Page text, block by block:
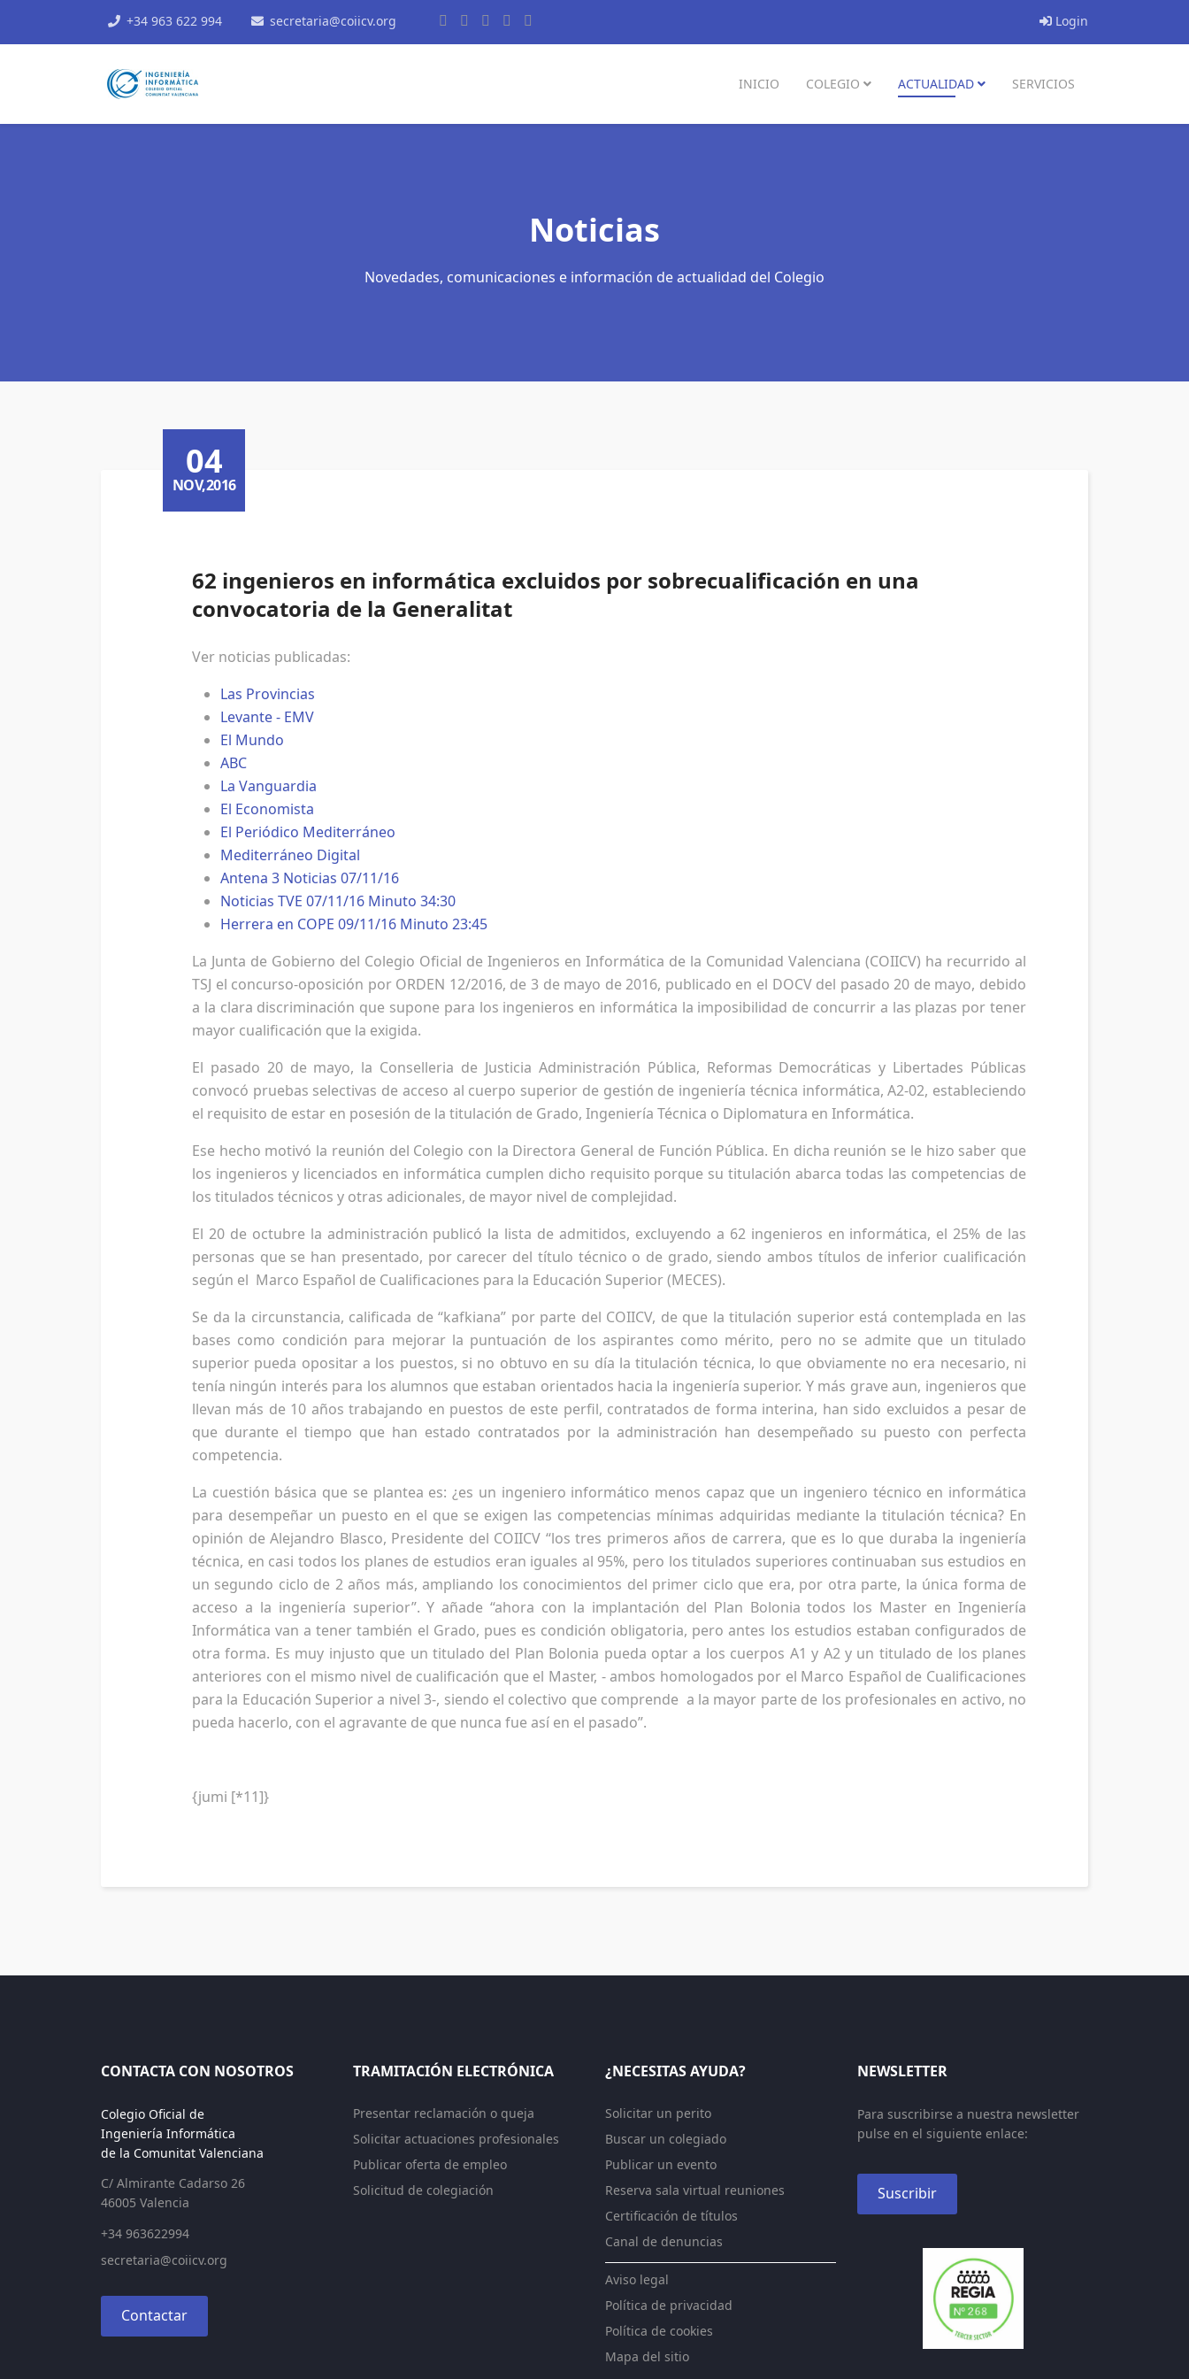
+34 963 622 994 secretaria@coiicv.org Login
INICIO COLEGIO ACTUALIDAD SERVICIOS
Noticias
Novedades, comunicaciones e información de actualidad del Colegio
04
NOV,2016
62 ingenieros en informática excluidos por sobrecualificación en una
convocatoria de la Generalitat
Ver noticias publicadas:
Las Provincias
Levante - EMV
El Mundo
ABC
La Vanguardia
El Economista
El Periódico Mediterráneo
Mediterráneo Digital
Antena 3 Noticias 07/11/16
Noticias TVE 07/11/16 Minuto 34:30
Herrera en COPE 09/11/16 Minuto 23:45
La Junta de Gobierno del Colegio Oficial de Ingenieros en Informática de la Comunidad Valenciana (COIICV) ha recurrido al
TSJ el concurso-oposición por ORDEN 12/2016, de 3 de mayo de 2016, publicado en el DOCV del pasado 20 de mayo, debido
a la clara discriminación que supone para los ingenieros en informática la imposibilidad de concurrir a las plazas por tener
mayor cualificación que la exigida.
El pasado 20 de mayo, la Conselleria de Justicia Administración Pública, Reformas Democráticas y Libertades Públicas
convocó pruebas selectivas de acceso al cuerpo superior de gestión de ingeniería técnica informática, A2-02, estableciendo
el requisito de estar en posesión de la titulación de Grado, Ingeniería Técnica o Diplomatura en Informática.
Ese hecho motivó la reunión del Colegio con la Directora General de Función Pública. En dicha reunión se le hizo saber que
los ingenieros y licenciados en informática cumplen dicho requisito porque su titulación abarca todas las competencias de
los titulados técnicos y otras adicionales, de mayor nivel de complejidad.
El 20 de octubre la administración publicó la lista de admitidos, excluyendo a 62 ingenieros en informática, el 25% de las
personas que se han presentado, por carecer del título técnico o de grado, siendo ambos títulos de inferior cualificación
según el Marco Español de Cualificaciones para la Educación Superior (MECES).
Se da la circunstancia, calificada de “kafkiana” por parte del COIICV, de que la titulación superior está contemplada en las
bases como condición para mejorar la puntuación de los aspirantes como mérito, pero no se admite que un titulado
superior pueda opositar a los puestos, si no obtuvo en su día la titulación técnica, lo que obviamente no era necesario, ni
tenía ningún interés para los alumnos que estaban orientados hacia la ingeniería superior. Y más grave aun, ingenieros que
llevan más de 10 años trabajando en puestos de este perfil, contratados de forma interina, han sido excluidos a pesar de
que durante el tiempo que han estado contratados por la administración han desempeñado su puesto con perfecta
competencia.
La cuestión básica que se plantea es: ¿es un ingeniero informático menos capaz que un ingeniero técnico en informática
para desempeñar un puesto en el que se exigen las competencias mínimas adquiridas mediante la titulación técnica? En
opinión de Alejandro Blasco, Presidente del COIICV “los tres primeros años de carrera, que es lo que duraba la ingeniería
técnica, en casi todos los planes de estudios eran iguales al 95%, pero los titulados superiores continuaban sus estudios en
un segundo ciclo de 2 años más, ampliando los conocimientos del primer ciclo que era, por otra parte, la única forma de
acceso a la ingeniería superior”. Y añade “ahora con la implantación del Plan Bolonia todos los Master en Ingeniería
Informática van a tener también el Grado, pues es condición obligatoria, pero antes los estudios estaban configurados de
otra forma. Es muy injusto que un titulado del Plan Bolonia pueda optar a los cuerpos A1 y A2 y un titulado de los planes
anteriores con el mismo nivel de cualificación que el Master, - ambos homologados por el Marco Español de Cualificaciones
para la Educación Superior a nivel 3-, siendo el colectivo que comprende a la mayor parte de los profesionales en activo, no
pueda hacerlo, con el agravante de que nunca fue así en el pasado”.
{jumi [*11]}
CONTACTA CON NOSOTROS
Colegio Oficial de
Ingeniería Informática
de la Comunitat Valenciana
C/ Almirante Cadarso 26
46005 Valencia
+34 963622994
secretaria@coiicv.org
Contactar
TRAMITACIÓN ELECTRÓNICA
Presentar reclamación o queja
Solicitar actuaciones profesionales
Publicar oferta de empleo
Solicitud de colegiación
¿NECESITAS AYUDA?
Solicitar un perito
Buscar un colegiado
Publicar un evento
Reserva sala virtual reuniones
Certificación de títulos
Canal de denuncias
Aviso legal
Política de privacidad
Política de cookies
Mapa del sitio
NEWSLETTER
Para suscribirse a nuestra newsletter
pulse en el siguiente enlace:
Suscribir